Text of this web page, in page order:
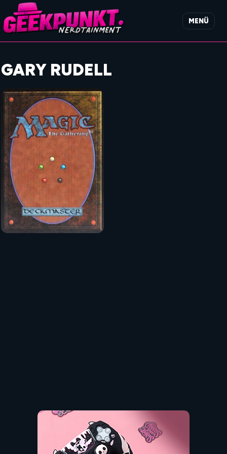
MENÜ
GARY RUDELL